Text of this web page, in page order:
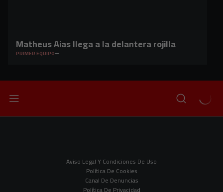
Matheus Aias llega a la delantera rojilla
PRIMER EQUIPO
Aviso Legal Y Condiciones De Uso
Política De Cookies
Canal De Denuncias